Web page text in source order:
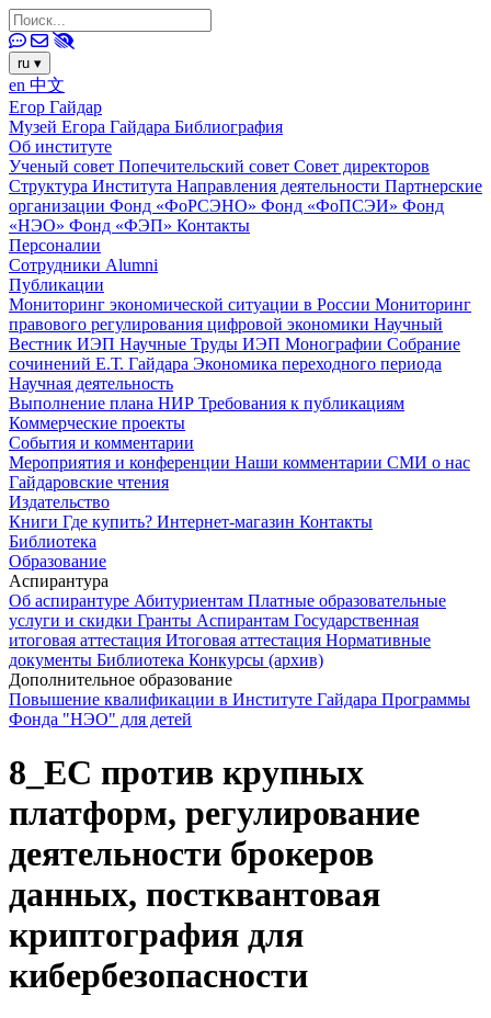
ru ▾
en 中文
Егор Гайдар
Музей Егора Гайдара Библиография
Об институте
Ученый совет Попечительский совет Совет директоров
Структура Института Направления деятельности Партнерские
организации Фонд «ФоРСЭНО» Фонд «ФоПСЭИ» Фонд
«НЭО» Фонд «ФЭП» Контакты
Персоналии
Сотрудники Alumni
Публикации
Мониторинг экономической ситуации в России Мониторинг
правового регулирования цифровой экономики Научный
Вестник ИЭП Научные Труды ИЭП Монографии Собрание
сочинений Е.Т. Гайдара Экономика переходного периода
Научная деятельность
Выполнение плана НИР Требования к публикациям
Коммерческие проекты
События и комментарии
Мероприятия и конференции Наши комментарии СМИ о нас
Гайдаровские чтения
Издательство
Книги Где купить? Интернет-магазин Контакты
Библиотека
Образование
Аспирантура
Об аспирантуре Абитуриентам Платные образовательные
услуги и скидки Гранты Аспирантам Государственная
итоговая аттестация Итоговая аттестация Нормативные
документы Библиотека Конкурсы (архив)
Дополнительное образование
Повышение квалификации в Институте Гайдара Программы
Фонда "НЭО" для детей
8_ЕС против крупных
платформ, регулирование
деятельности брокеров
данных, постквантовая
криптография для
кибербезопасности